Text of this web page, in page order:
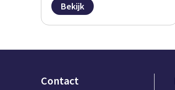
Bekijk
Contact